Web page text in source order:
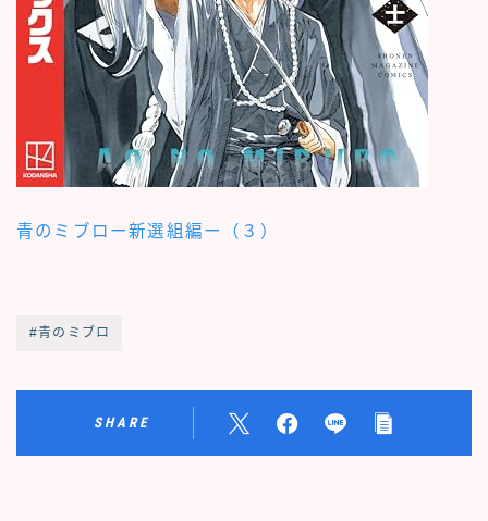
青のミブロー新選組編ー（３）
#青のミブロ
SHARE